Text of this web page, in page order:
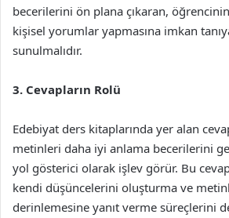
becerilerini ön plana çıkaran,
kişisel yorumlar yapmasına imkan
sunulmalıdır.
3. Cevapların Rolü
Edebiyat ders kitaplarında yer alan
metinleri daha iyi anlama becerilerini
yol gösterici olarak işlev görür. Bu
kendi düşüncelerini oluşturma ve
derinlemesine yanıt verme süreçlerini